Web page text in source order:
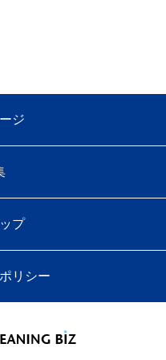
ジ
プ
リシー